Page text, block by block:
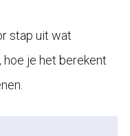
stap uit wat
je het berekent